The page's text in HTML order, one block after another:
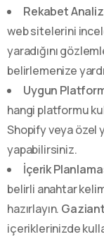
Rekabet
web sitelerini
yaradığını
belirlemenize
Uygun
hangi platformu
Shopify veya özel
yapabilirsiniz.
İçerik
belirli anahtar
hazırlayın.
içeriklerinizde